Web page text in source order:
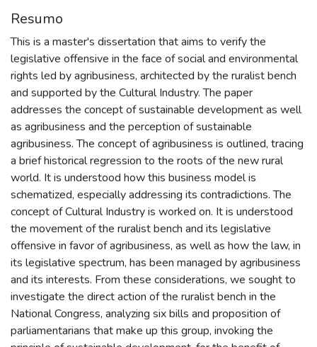
Resumo
This is a master's dissertation that aims to verify the
legislative offensive in the face of social and environmental
rights led by agribusiness, architected by the ruralist bench
and supported by the Cultural Industry. The paper
addresses the concept of sustainable development as well
as agribusiness and the perception of sustainable
agribusiness. The concept of agribusiness is outlined, tracing
a brief historical regression to the roots of the new rural
world. It is understood how this business model is
schematized, especially addressing its contradictions. The
concept of Cultural Industry is worked on. It is understood
the movement of the ruralist bench and its legislative
offensive in favor of agribusiness, as well as how the law, in
its legislative spectrum, has been managed by agribusiness
and its interests. From these considerations, we sought to
investigate the direct action of the ruralist bench in the
National Congress, analyzing six bills and proposition of
parliamentarians that make up this group, invoking the